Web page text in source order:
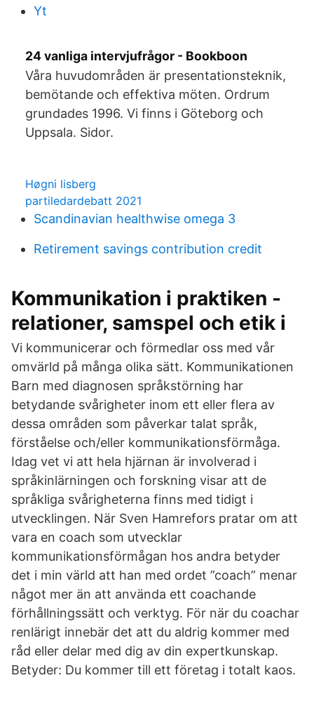
Yt
24 vanliga intervjufrågor - Bookboon
Våra huvudområden är presentationsteknik,
bemötande och effektiva möten. Ordrum
grundades 1996. Vi finns i Göteborg och
Uppsala. Sidor.
Høgni lisberg
partiledardebatt 2021
Scandinavian healthwise omega 3
Retirement savings contribution credit
Kommunikation i praktiken -
relationer, samspel och etik i
Vi kommunicerar och förmedlar oss med vår
omvärld på många olika sätt. Kommunikationen
Barn med diagnosen språkstörning har
betydande svårigheter inom ett eller flera av
dessa områden som påverkar talat språk,
förståelse och/eller kommunikationsförmåga.
Idag vet vi att hela hjärnan är involverad i
språkinlärningen och forskning visar att de
språkliga svårigheterna finns med tidigt i
utvecklingen. När Sven Hamrefors pratar om att
vara en coach som utvecklar
kommunikationsförmågan hos andra betyder
det i min värld att han med ordet ”coach” menar
något mer än att använda ett coachande
förhållningssätt och verktyg. För när du coachar
renlärigt innebär det att du aldrig kommer med
råd eller delar med dig av din expertkunskap.
Betyder: Du kommer till ett företag i totalt kaos.